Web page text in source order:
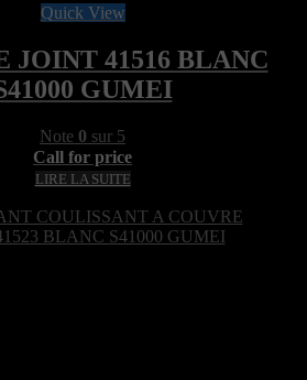
Quick View
JOINT 41516 BLANC
GUMEI
Note 0 sur 5
Call for price
LIRE LA SUITE